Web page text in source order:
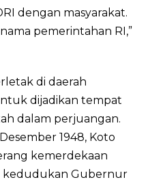
dengan masyarakat.
pemerintahan RI,”
di daerah
dijadikan tempat
dalam perjuangan.
1948, Koto
kemerdekaan
kedudukan Gubernur